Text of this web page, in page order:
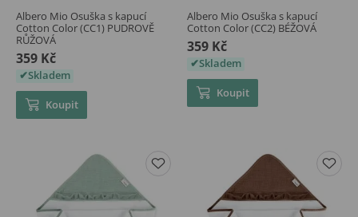
Albero Mio Osuška s kapucí
Cotton Color (CC1) PUDROVĚ
RŮŽOVÁ
359 Kč
Skladem
Koupit
Albero Mio Osuška s kapucí
Cotton Color (CC2) BÉŽOVÁ
359 Kč
Skladem
Koupit